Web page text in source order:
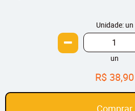
Unidade: un
un
R$ 38,90
Comprar